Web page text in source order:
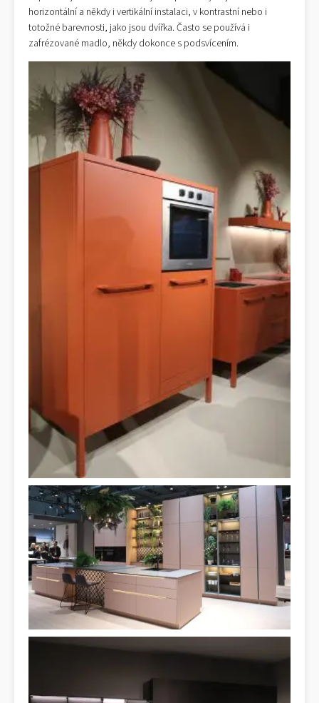
horizontální a někdy i vertikální instalaci, v kontrastní nebo i
totožné barevnosti, jako jsou dvířka. Často se používá i
zafrézované madlo, někdy dokonce s podsvícením.